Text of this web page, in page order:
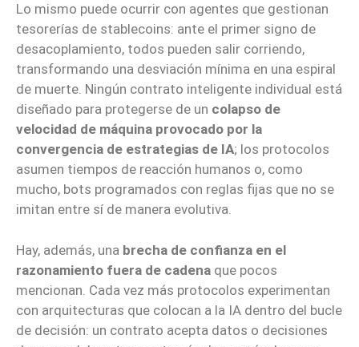
Lo mismo puede ocurrir con agentes que gestionan
tesorerías de stablecoins: ante el primer signo de
desacoplamiento, todos pueden salir corriendo,
transformando una desviación mínima en una espiral
de muerte. Ningún contrato inteligente individual está
diseñado para protegerse de un colapso de
velocidad de máquina provocado por la
convergencia de estrategias de IA; los protocolos
asumen tiempos de reacción humanos o, como
mucho, bots programados con reglas fijas que no se
imitan entre sí de manera evolutiva.
Hay, además, una brecha de confianza en el
razonamiento fuera de cadena que pocos
mencionan. Cada vez más protocolos experimentan
con arquitecturas que colocan a la IA dentro del bucle
de decisión: un contrato acepta datos o decisiones